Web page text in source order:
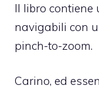
Il libro contiene
navigabili con
pinch-to-zoom.
Carino, ed